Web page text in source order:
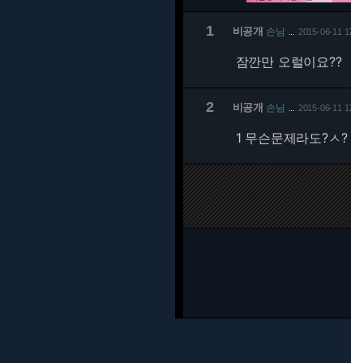
1 비공개 손님 2015-06-11
잠깐만 오럴이요??
2 비공개 손님 2015-06-11
1 무슨문제라도?ㅅ?